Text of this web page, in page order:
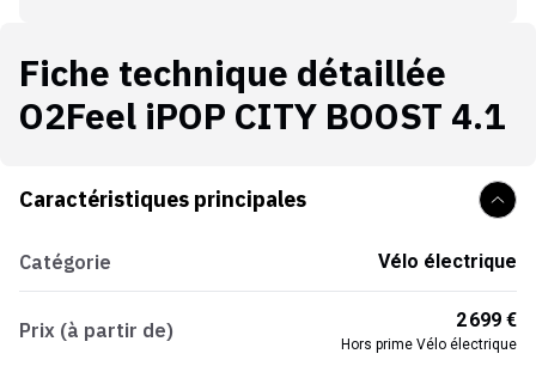
Fiche technique détaillée
O2Feel iPOP CITY BOOST 4.1
Caractéristiques principales
Catégorie Vélo électrique
Prix (à partir de) 2 699 €
Hors prime Vélo électrique